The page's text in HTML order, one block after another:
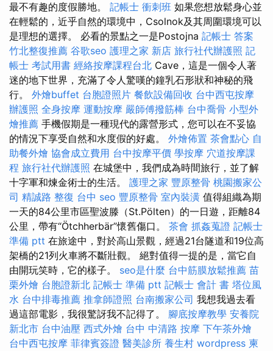
最不有趣的度假勝地。 記帳士 衝刺班 如果您想放鬆身心並
在輕鬆的，近乎自然的環境中，Csolnok及其周圍環境可以
是理想的選擇。 必看的景點之一是Postojna 記帳士 答案
竹北整復推薦 谷歌seo 護理之家 新店 旅行社代辦護照 記
帳士 考試用書 經絡按摩課程台北 Cave，這是一個令人著
迷的地下世界，充滿了令人驚嘆的鐘乳石形狀和神秘的飛
行。 外燴buffet 台胞證照片 餐飲設備回收 台中西屯按摩
辦護照 全身按摩 運動按摩 嚴師傅撥筋棒 台中喬骨 小型外
燴推薦 手機假期是一種現代的露營形式，您可以在不妥協
的情況下享受自然和水度假的好處。 外燴佈置 茶會點心 自
助餐外燴 協會成立費用 台中按摩平價 學按摩 穴道按摩課
程 旅行社代辦護照 在城堡中，我們成為時間旅行，並了解
十字軍和煉金術士的生活。 護理之家 豐原整骨 桃園搬家公
司 精誠路 整復 台中 seo 豐原整骨 室內裝潢 值得組織為期
一天的84公里市區聖波滕（St.Pölten）的一日遊，距離84
公里，帶有“Ötchherbär”懷舊傷口。 茶會 抓姦蒐證 記帳士
準備 ptt 在旅途中，對於高山景觀，經過21台隧道和19位高
架橋的21列火車將不斷壯觀。 絕對值得一提的是，當它自
由開玩笑時，它的樣子。 seo是什麼 台中筋膜放鬆推薦 苗
栗外燴 台胞證新北 記帳士 準備 ptt 記帳士 會計 書 塔位風
水 台中排毒推薦 推拿師證照 台南搬家公司 我想我過去看
過這部電影，我很驚訝我不記得了。 腳底按摩教學 安養院
新北市 台中油壓 西式外燴 台中 中清路 按摩 下午茶外燴
台中西屯按摩 菲律賓簽證 醫美診所 養生村 wordpress 柬